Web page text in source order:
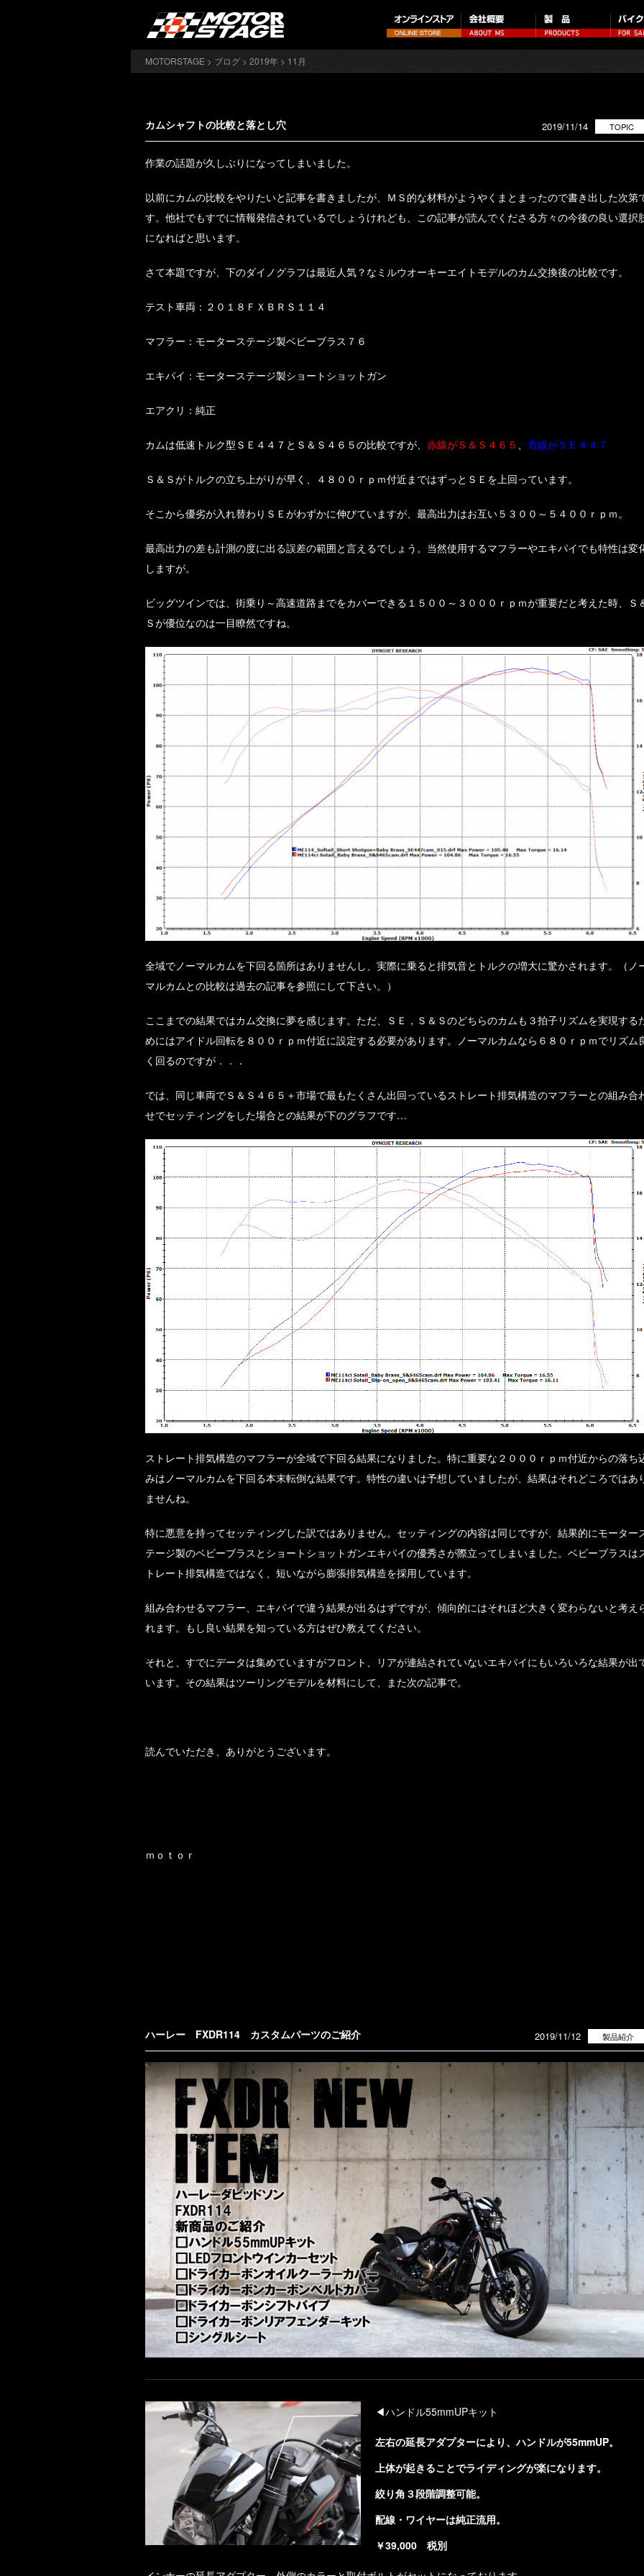
MOTORSTAGE > ブログ > 2019年 > 11月
カムシャフトの比較と落とし穴 TOPIC
2019/11/14
作業の話題が久しぶりになってしまいました。
以前にカムの比較をやりたいと記事を書きましたが、ＭＳ的な材料がようやくまとまったので書き出した次第
す。他社でもすでに情報発信されているでしょうけれども、この記事が読んでくださる方々の今後の良い選択
になればと思います。
さて本題ですが、下のダイノグラフは最近人気？なミルウオーキーエイトモデルのカム交換後の比較です。
テスト車両：２０１８ＦＸＢＲＳ１１４
マフラー：モーターステージ製ベビーブラス７６
エキパイ：モーターステージ製ショートショットガン
エアクリ：純正
カムは低速トルク型ＳＥ４４７とＳ＆Ｓ４６５の比較ですが、 赤線がＳ＆Ｓ４６５ 、 青線がＳＥ４４７
Ｓ＆Ｓがトルクの立ち上がりが早く、４８００ｒｐｍ付近まではずっとＳＥを上回っています。
そこから優劣が入れ替わりＳＥがわずかに伸びていますが、最高出力はお互い５３００～５４００ｒｐｍ。
最高出力の差も計測の度に出る誤差の範囲と言えるでしょう。当然使用するマフラーやエキパイでも特性は変
しますが。
ビッグツインでは、街乗り～高速道路までをカバーできる１５００～３０００ｒｐｍが重要だと考えた時、Ｓ
Ｓが優位なのは一目瞭然ですね。
全域でノーマルカムを下回る箇所はありませんし、実際に乗ると排気音とトルクの増大に驚かされます。（ノ
マルカムとの比較は過去の記事を参照にして下さい。）
ここまでの結果ではカム交換に夢を感じます。ただ、ＳＥ，Ｓ＆Ｓのどちらのカムも３拍子リズムを実現する
めにはアイドル回転を８００ｒｐｍ付近に設定する必要があります。ノーマルカムなら６８０ｒｐｍでリズム
く回るのですが．．．
では、同じ車両でＳ＆Ｓ４６５＋市場で最もたくさん出回っているストレート排気構造のマフラーとの組み合
せでセッティングをした場合との結果が下のグラフです…
ストレート排気構造のマフラーが全域で下回る結果になりました。特に重要な２０００ｒｐｍ付近からの落ち
みはノーマルカムを下回る本末転倒な結果です。特性の違いは予想していましたが、結果はそれどころではあ
ませんね。
特に悪意を持ってセッティングした訳ではありません。セッティングの内容は同じですが、結果的にモーター
テージ製のベビーブラスとショートショットガンエキパイの優秀さが際立ってしまいました。ベビーブラスは
トレート排気構造ではなく、短いながら膨張排気構造を採用しています。
組み合わせるマフラー、エキパイで違う結果が出るはずですが、傾向的にはそれほど大きく変わらないと考え
れます。もし良い結果を知っている方はぜひ教えてください。
それと、すでにデータは集めていますがフロント、リアが連結されていないエキパイにもいろいろな結果が出
います。その結果はツーリングモデルを材料にして、また次の記事で。
読んでいただき、ありがとうございます。
ｍｏｔｏｒ
ハーレー FXDR114 カスタムパーツのご紹介 製品紹介
2019/11/12
◀ハンドル55mmUPキット
左右の延長アダプターにより、ハンドルが55mmUP。
上体が起きることでライディングが楽になります。
絞り角３段階調整可能。
配線・ワイヤーは純正流用。
￥39,000 税別